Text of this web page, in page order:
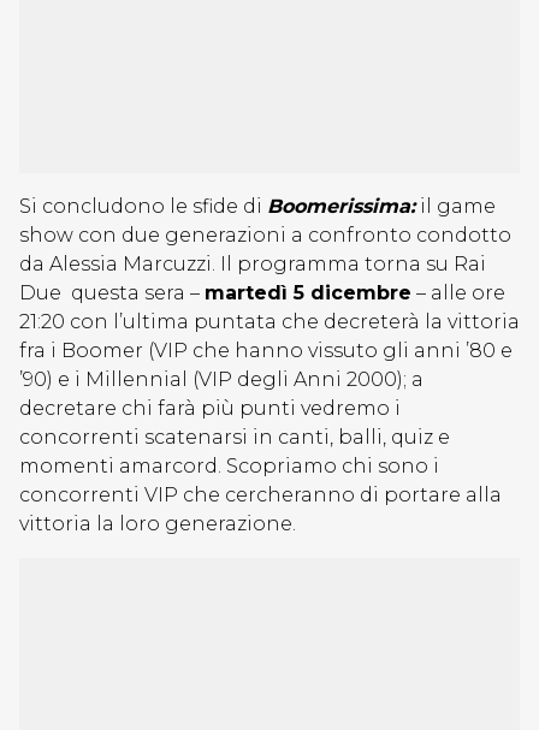
Si concludono le sfide di Boomerissima:il game
show con due generazioni a confronto condotto
da Alessia Marcuzzi. Il programma torna su Rai
Due questa sera – martedì 5 dicembre – alle ore
21:20 con l’ultima puntata che decreterà la vittoria
fra i Boomer (VIP che hanno vissuto gli anni ’80 e
’90) e i Millennial (VIP degli Anni 2000); a
decretare chi farà più punti vedremo i
concorrenti scatenarsi in canti, balli, quiz e
momenti amarcord. Scopriamo chi sono i
concorrenti VIP che cercheranno di portare alla
vittoria la loro generazione.